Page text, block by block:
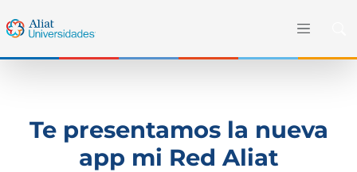
Te presentamos la nueva
app mi Red Aliat